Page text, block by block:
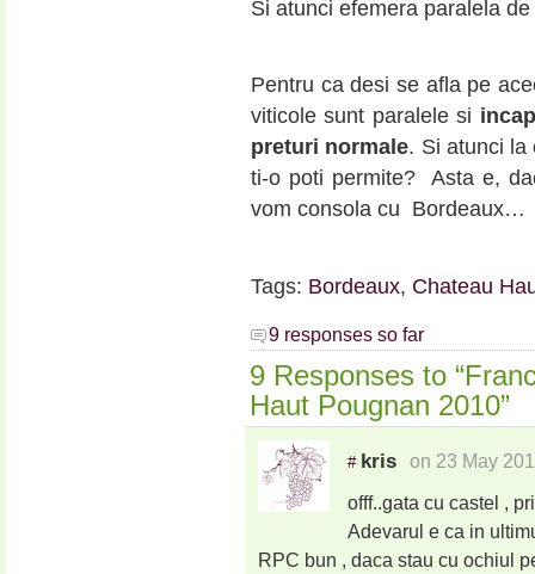
Si atunci efemera paralela
Pentru ca desi se afla pe
viticole sunt paralele si
preturi normale. Si atunci la
ti-o poti permite? Asta e,
vom consola cu Bordeaux…
Tags: Bordeaux, Chateau
9 responses so far
9 Responses to
Haut Pougnan 2010”
# kris on 23 May
offf..gata cu castel ,
Adevarul e ca in
RPC bun , daca stau cu ochiul